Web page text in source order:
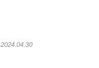
2024.04.30